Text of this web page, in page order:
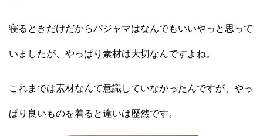
寝るときだけだからパジャマはなんでもいいやっと思って
いましたが、やっぱり素材は大切なんですよね。
これまでは素材なんて意識していなかったんですが、やっ
ぱり良いものを着ると違いは歴然です。